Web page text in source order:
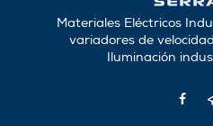
Materiales Eléctricos
variadores de
Iluminación